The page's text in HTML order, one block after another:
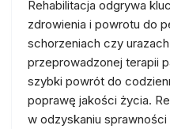
Rehabilitacja odgrywa
zdrowienia i powrotu do
schorzeniach czy
przeprowadzonej terapii
szybki powrót do
poprawę jakości życia.
w odzyskaniu